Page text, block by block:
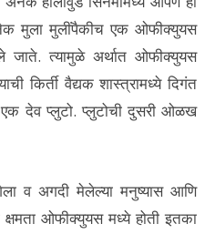
मुला मुलींपैकीच एक ओफीक्युयस
त्यामुळे अर्थात ओफीक्युयस
किर्ती वैद्यक शास्त्रामध्ये दिगंत
एक देव प्लुटो. प्लुटोची दुसरी ओळख
व अगदी मेलेल्या मनुष्यास आणि
ओफीक्युयस मध्ये होती इतका